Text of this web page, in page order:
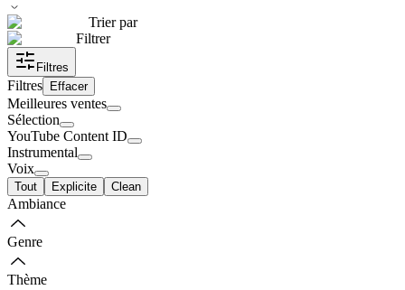
Trier par
Filtrer
Filtres
Filtres Effacer
Meilleures ventes
Sélection
YouTube Content ID
Instrumental
Voix
Tout Explicite Clean
Ambiance
Genre
Thème